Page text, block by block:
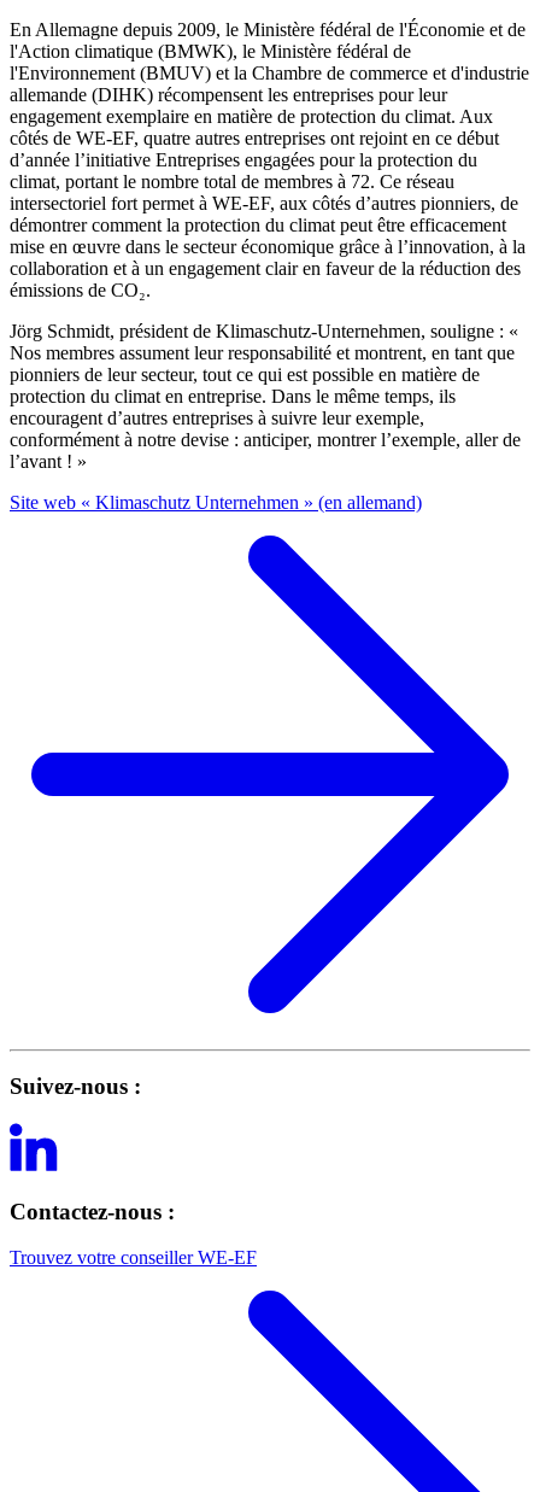
En Allemagne depuis 2009, le Ministère fédéral de l'Économie et de
l'Action climatique (BMWK), le Ministère fédéral de
l'Environnement (BMUV) et la Chambre de commerce et d'industrie
allemande (DIHK) récompensent les entreprises pour leur
engagement exemplaire en matière de protection du climat. Aux
côtés de WE-EF, quatre autres entreprises ont rejoint en ce début
d’année l’initiative Entreprises engagées pour la protection du
climat, portant le nombre total de membres à 72. Ce réseau
intersectoriel fort permet à WE-EF, aux côtés d’autres pionniers, de
démontrer comment la protection du climat peut être efficacement
mise en œuvre dans le secteur économique grâce à l’innovation, à la
collaboration et à un engagement clair en faveur de la réduction des
émissions de CO₂.
Jörg Schmidt, président de Klimaschutz-Unternehmen, souligne : «
Nos membres assument leur responsabilité et montrent, en tant que
pionniers de leur secteur, tout ce qui est possible en matière de
protection du climat en entreprise. Dans le même temps, ils
encouragent d’autres entreprises à suivre leur exemple,
conformément à notre devise : anticiper, montrer l’exemple, aller de
l’avant ! »
Site web « Klimaschutz Unternehmen » (en allemand)
Suivez-nous :
Contactez-nous :
Trouvez votre conseiller WE-EF